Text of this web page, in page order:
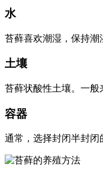
水
苔藓喜欢潮湿，保持
土壤
苔藓状酸性土壤。一
容器
通常，选择封闭半封